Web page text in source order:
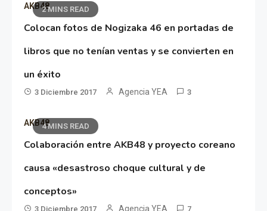
2 MINS READ
AKB48
Colocan fotos de Nogizaka 46 en portadas de
libros que no tenían ventas y se convierten en
un éxito
3 Diciembre 2017 Agencia YEA 3
4 MINS READ
AKB48
Colaboración entre AKB48 y proyecto coreano
causa «desastroso choque cultural y de
conceptos»
3 Diciembre 2017 Agencia YEA 7